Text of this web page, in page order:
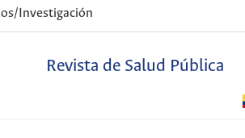
Investigación
Revista de Salud Pública